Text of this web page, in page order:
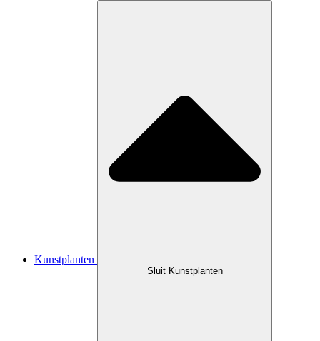
Kunstplanten
Sluit Kunstplanten